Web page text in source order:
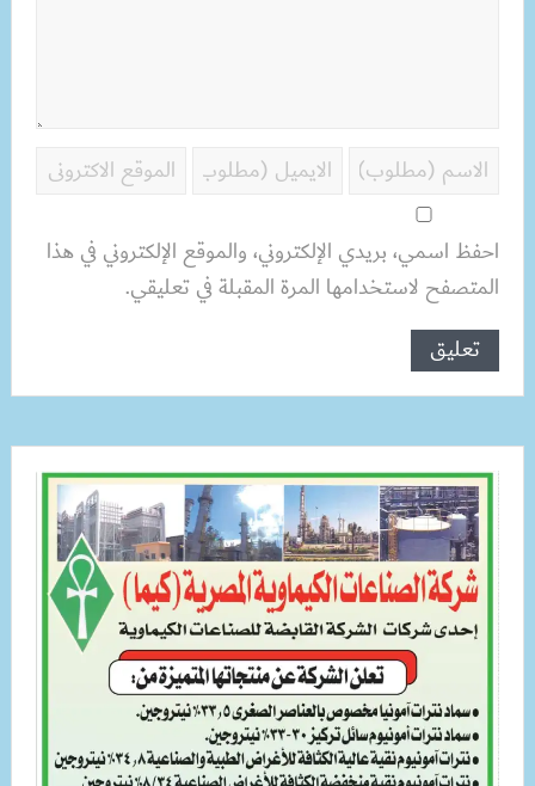
احفظ اسمي، بريدي الإلكتروني، والموقع الإلكتروني في هذا
المتصفح لاستخدامها المرة المقبلة في تعليقي.